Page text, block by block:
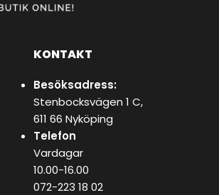
KONTAKT
Besöksadress:
Stenbocksvägen 1 C,
611 66 Nyköping
Telefon
Vardagar
10.00-16.00
072-223 18 02